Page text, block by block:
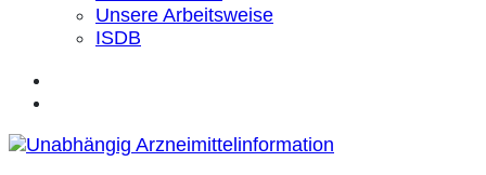
Unsere Arbeitsweise
ISDB